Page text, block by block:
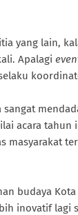
yang lain,
Apalagi
acara tahun
masyarakat
budaya
inovatif lagi